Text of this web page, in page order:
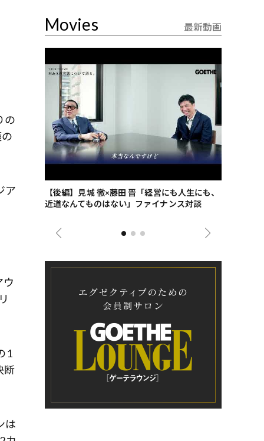
の
ア
ウ
1
断
は
Movies 最新動画
た、海最
【後編】見城 徹×藤田 晋「経営にも人生にも、
近道なんてものはない」ファイナンス対談